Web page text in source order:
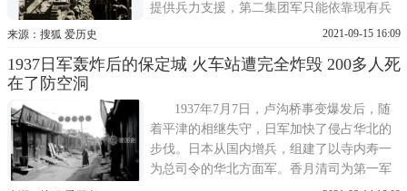
提供兵力支援，第二集团军只能依靠现有兵
力，与日军周旋，尽量久撑。当时防守保定
兵力单薄，但第二集团军还是决定固守保
轰炸，并在9月1
来源：搜狐 爱历史 2021-09-15 16:09
1937日军轰炸后的保定城 火车站遭完全炸毁 200多人死
在了防空洞
1937年7月7日，卢沟桥事变爆发后，随
着平津的相继失守，日军加快了侵占华北的
步伐。日本从国内增兵，组建了以寺内寿一
为总司令的华北方面军。香月清司为第一军